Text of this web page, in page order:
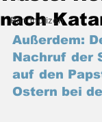
Randnotizen
nach
Außerdem:
Nachruf der
auf den
Ostern bei